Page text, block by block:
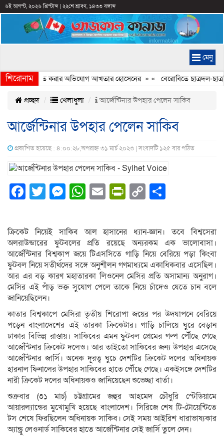
৬ই আগস্ট, ২০২৬ খ্রিস্টাব্দ| ২২শে শ্রাবণ, ১৪৩৩ বঙ্গাব্দ
মেনু
শিরোনাম
ইতিহাস বিকৃত করার অভিযোগ আখতার হোসেনের» «বেরোবিতে ছাত্রদল-
প্রচ্ছদ খেলাধুলা আর্জেন্টিনার উপহার পেলেন সাকিব
আর্জেন্টিনার উপহার পেলেন সাকিব
প্রকাশিত হয়েছে : ৪:০০:২৮,অপরাহ্ন ৩১ মার্চ ২০২৩ | সংবাদটি ১২৫ বার পঠিত
Facebook
Twitter
Messenger
WhatsApp
EmailPrintFriendly
Copy
ক্রিকেট নিয়েই সাকিব আল হাসানের ধ্যান-জ্ঞান। তবে বিশ্বসেরা
অলরাউন্ডারের ফুটবলের প্রতি রয়েছে অন্যরকম এক ভালোবাসা।
আর্জেন্টিনার বিশ্বকাপ জয়ে টিএসসিতে গাড়ি নিয়ে বেরিয়ে পড়া কিংবা
ফুটবল নিয়ে সতীর্থদের সঙ্গে অনুশীলন গণমাধ্যমে একাধিকবার এসেছিল।
আর এর বড় কারণ মহাতারকা লিওনেল মেসির প্রতি অসামান্য অনুরাগ।
মেসির এই পাঁড় ভক্ত সুযোগ পেলে তাকে নিয়ে চাঁদেও যেতে চান বলে
জানিয়েছিলেন।
কাতার বিশ্বকাপে মেসিরা তৃতীয় শিরোপা জয়ের পর উদযাপনে বেরিয়ে
পড়েন বাংলাদেশের এই তারকা ক্রিকেটার। গাড়ি চালিয়ে ঘুরে বেড়ান
ঢাকার বিভিন্ন রাস্তায়। সাকিবের এমন ফুটবল প্রেমের গল্প পৌঁছে গেছে
আর্জেন্টিনার ক্রিকেট দলেও। আর তাইতো সাকিবের জন্য উপহার এসেছে
আর্জেন্টিনার জার্সি। অনেক দূরত্ব ঘুচে দেশটির ক্রিকেট দলের অধিনায়ক
হারনাল ফিনালের উপহার সাকিবের হাতে পৌঁছে গেছে। একইসঙ্গে দেশটির
নারী ক্রিকেট দলের অধিনায়কও জানিয়েছেন শুভেচ্ছা বার্তা।
শুক্রবার (৩১ মার্চ) চট্টগ্রামের জহুর আহমেদ চৌধুরি স্টেডিয়ামে
আয়ারল্যান্ডের মুখোমুখি হয়েছে বাংলাদেশ। সিরিজে শেষ টি-টোয়েন্টিতে
টস শেষে ফিরছিলেন অধিনায়ক সাকিব। সেই সময় আইরিশ ধারাভাষ্যকার
অ্যান্ড্রু লেওনার্ড সাকিবের হাতে আর্জেন্টিনার সেই জার্সি তুলে দেন।